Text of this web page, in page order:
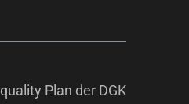
Plan der DGK